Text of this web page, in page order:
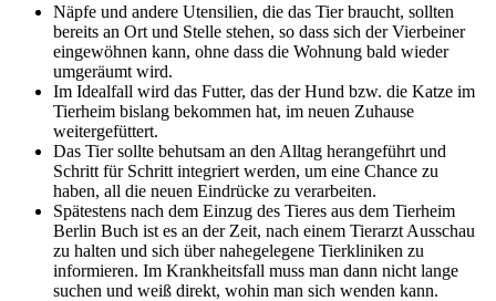
Näpfe und andere Utensilien, die das Tier braucht, sollten
bereits an Ort und Stelle stehen, so dass sich der Vierbeiner
eingewöhnen kann, ohne dass die Wohnung bald wieder
umgeräumt wird.
Im Idealfall wird das Futter, das der Hund bzw. die Katze im
Tierheim bislang bekommen hat, im neuen Zuhause
weitergefüttert.
Das Tier sollte behutsam an den Alltag herangeführt und
Schritt für Schritt integriert werden, um eine Chance zu
haben, all die neuen Eindrücke zu verarbeiten.
Spätestens nach dem Einzug des Tieres aus dem Tierheim
Berlin Buch ist es an der Zeit, nach einem Tierarzt Ausschau
zu halten und sich über nahegelegene Tierkliniken zu
informieren. Im Krankheitsfall muss man dann nicht lange
suchen und weiß direkt, wohin man sich wenden kann.